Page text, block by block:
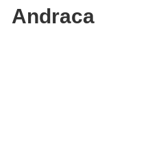
Andraca